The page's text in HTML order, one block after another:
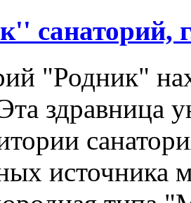
санаторий,
"Родник"
здравница
источника